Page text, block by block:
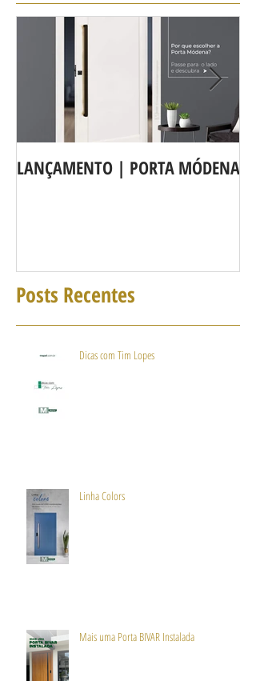
LANÇAMENTO | PORTA MÓDENA
Posts Recentes
Dicas com Tim Lopes
Linha Colors
Mais uma Porta BIVAR Instalada